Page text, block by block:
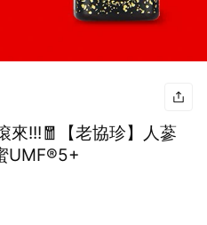
來!!!🧧【老協珍】人蔘
UMF®5+